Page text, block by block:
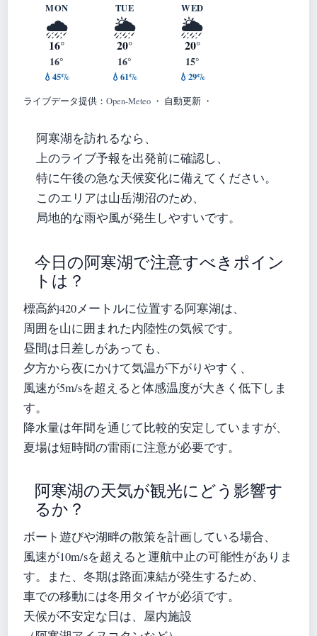
MON
🌧️
16°
16°
💧45%
TUE
🌦️
20°
16°
💧61%
WED
🌦️
20°
15°
💧29%
ライブデータ提供： Open-Meteo ・ 自動更新 ・
阿寒湖を訪れるなら、
上のライブ予報を出発前に確認し、
特に午後の急な天候変化に備えてください。
このエリアは山岳湖沼のため、
局地的な雨や風が発生しやすいです。
今日の阿寒湖で注意すべきポイン
トは？
標高約420メートルに位置する阿寒湖は、
周囲を山に囲まれた内陸性の気候です。
昼間は日差しがあっても、
夕方から夜にかけて気温が下がりやすく、
風速が5m/sを超えると体感温度が大きく低下しま
す。
降水量は年間を通じて比較的安定していますが、
夏場は短時間の雷雨に注意が必要です。
阿寒湖の天気が観光にどう影響す
るか？
ボート遊びや湖畔の散策を計画している場合、
風速が10m/sを超えると運航中止の可能性がありま
す。また、冬期は路面凍結が発生するため、
車での移動には冬用タイヤが必須です。
天候が不安定な日は、屋内施設